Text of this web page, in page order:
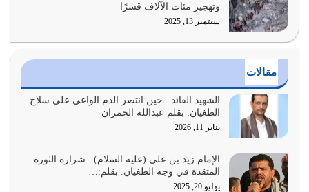
أراد الله لهذه الأمة ان تكون خير امة أخرجت للناس بالنهوض
الدين الذي شرعه الله لا يجوز أن يخضع لآرائنا وأهوائنا
واجتهاداتنا لأننا سنختلف ونتفرق
يوليو 24, 2026
أمة عاجزة عن النهوض…
يوليو 23, 2026
وتهجير مئات الآلاف قسرًا
سبتمبر 13, 2025
مقالات
الشهيد القائد.. حين انتصر الدم الواعي على سلاح
الطغيان: بقلم عبدالله الحمران
يناير 11, 2026
الإمام زيد بن علي (عليه السلام).. شرارة الثورة
المتقدة في وجه الطغيان. بقلم:…
يوليو 20, 2025